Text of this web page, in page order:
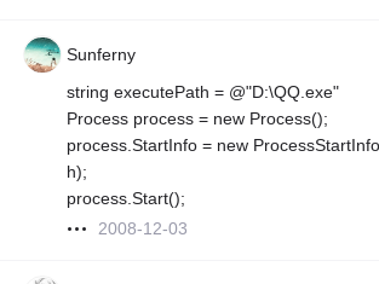
Sunferny
string executePath = @"D:\QQ.exe"
Process process = new Process();
process.StartInfo = new
h);
process.Start();
2008-12-03